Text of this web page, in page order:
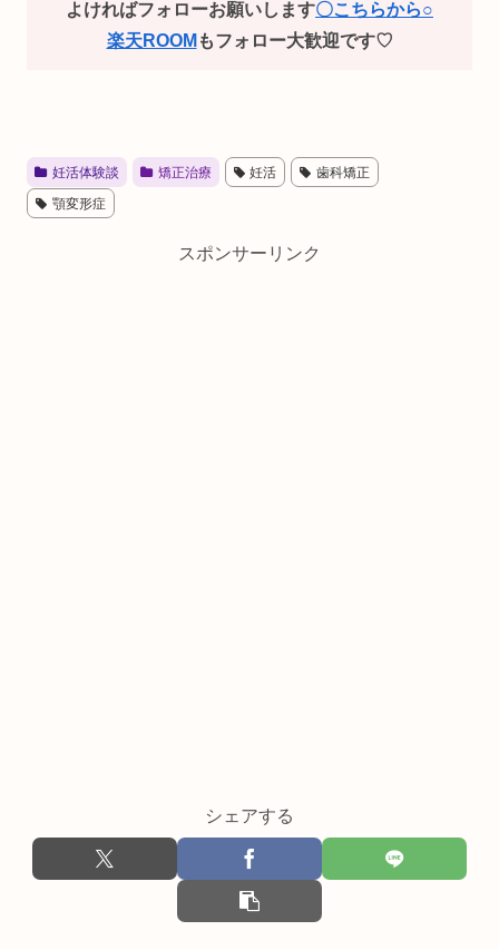
よければフォローお願いします〇こちらから○
楽天ROOM もフォロー大歓迎です♡
妊活体験談 矯正治療 妊活 歯科矯正
顎変形症
スポンサーリンク
シェアする